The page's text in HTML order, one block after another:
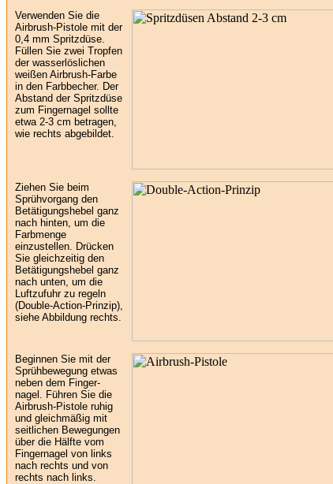
Verwenden Sie die
Airbrush-Pistole mit der
0,4 mm Spritzdüse.
Füllen Sie zwei Tropfen
der wasserlöslichen
weißen Airbrush-Farbe
in den Farbbecher. Der
Abstand der Spritzdüse
zum Fingernagel sollte
etwa 2-3 cm betragen,
wie rechts abgebildet.
Ziehen Sie beim
Sprühvorgang den
Betätigungshebel ganz
nach hinten, um die
Farbmenge
einzustellen. Drücken
Sie gleichzeitig den
Betätigungshebel ganz
nach unten, um die
Luftzufuhr zu regeln
(Double-Action-Prinzip),
siehe Abbildung rechts.
Beginnen Sie mit der
Sprühbewegung etwas
neben dem Finger-
nagel. Führen Sie die
Airbrush-Pistole ruhig
und gleichmäßig mit
seitlichen Bewegungen
über die Hälfte vom
Fingernagel von links
nach rechts und von
rechts nach links.